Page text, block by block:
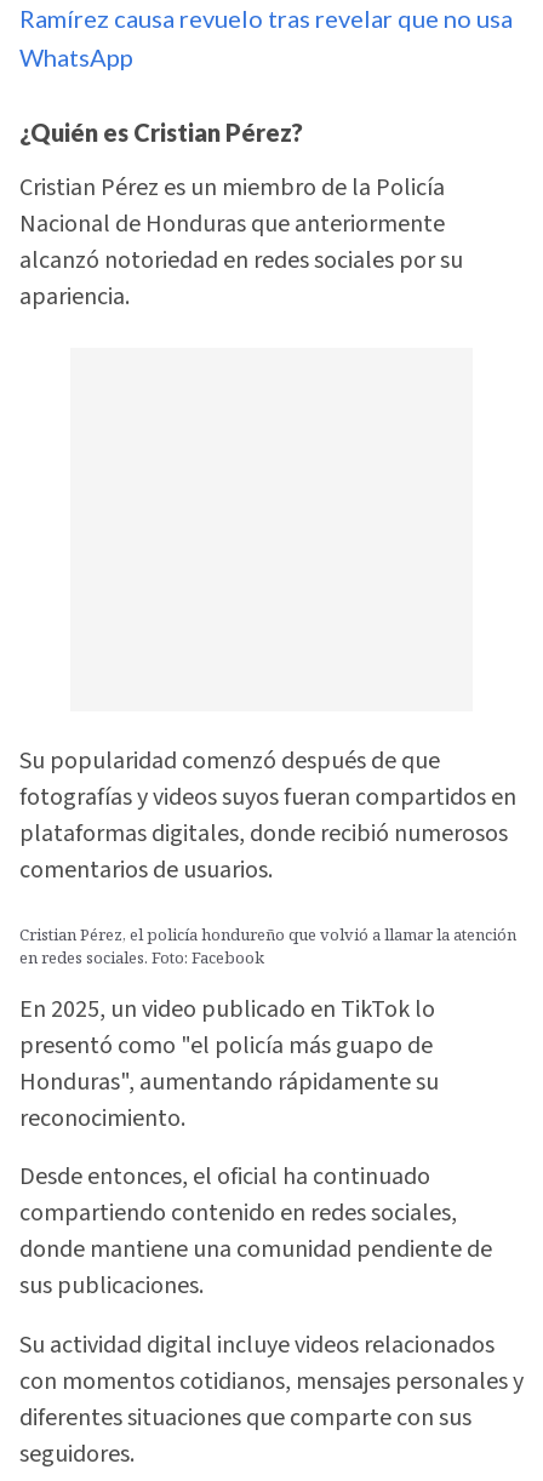
Ramírez causa revuelo tras revelar que no usa
WhatsApp
¿Quién es Cristian Pérez?
Cristian Pérez es un miembro de la Policía
Nacional de Honduras que anteriormente
alcanzó notoriedad en redes sociales por su
apariencia.
Su popularidad comenzó después de que
fotografías y videos suyos fueran compartidos en
plataformas digitales, donde recibió numerosos
comentarios de usuarios.
Cristian Pérez, el policía hondureño que volvió a llamar la atención
en redes sociales. Foto: Facebook
En 2025, un video publicado en TikTok lo
presentó como "el policía más guapo de
Honduras", aumentando rápidamente su
reconocimiento.
Desde entonces, el oficial ha continuado
compartiendo contenido en redes sociales,
donde mantiene una comunidad pendiente de
sus publicaciones.
Su actividad digital incluye videos relacionados
con momentos cotidianos, mensajes personales y
diferentes situaciones que comparte con sus
seguidores.